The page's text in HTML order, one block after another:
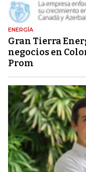
ENERGÍA
Gran Tierra
negocios en
Prom